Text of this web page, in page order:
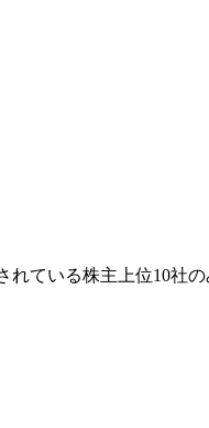
ている株主上位10社